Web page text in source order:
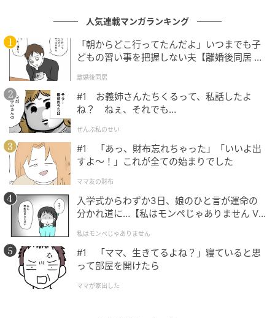
人気連載マンガランキング
「朝からどこ行ってたんだよ」いつまでも子
どもの習い事を把握しない夫【離婚後同居 Vo
離婚後同居
#1 お義姉さんたちくるって、私話したよ
ね？ ねぇ、それでも…
ぜんぶ私のせい
#1 「あっ、財布忘れちゃった」「いいよ出
すよ〜！」これが全ての始まりでした
ママ友の財布
入学式からわずか3日、娘のひと言が運命の
分かれ道に…【私はモンペじゃありません Vo
私はモンペじゃありません
#1 「ママ、生きてるよね？」寝ていると思
って部屋を開けたら
ママが家出した